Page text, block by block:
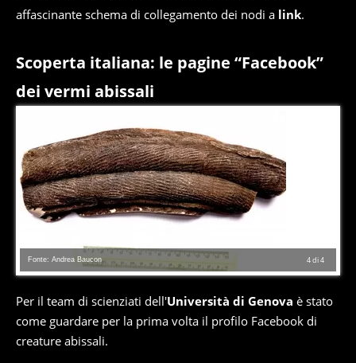
affascinante schema di collegamento dei nodi a link.
Scoperta italiana: le pagine “Facebook”
dei vermi abissali
4di4
Fonte: Andrea Baucon
Per il team di scienziati dell'Università di Genova è stato
come guardare per la prima volta il profilo Facebook di
creature abissali.